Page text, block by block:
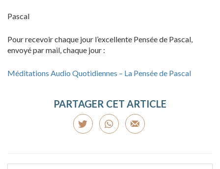
Pascal
Pour recevoir chaque jour l’excellente Pensée de Pascal,
envoyé par mail, chaque jour :
Méditations Audio Quotidiennes – La Pensée de Pascal
PARTAGER CET ARTICLE